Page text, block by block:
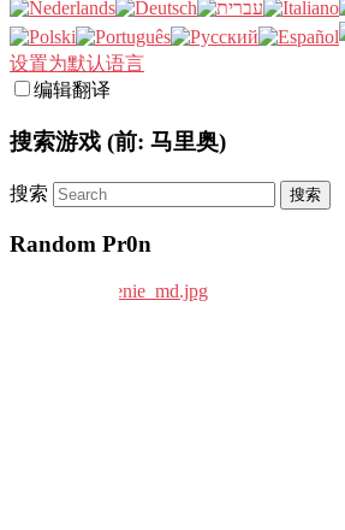
设置为默认语言
编辑翻译
搜索游戏 (前: 马里奥)
搜索
Random Pr0n